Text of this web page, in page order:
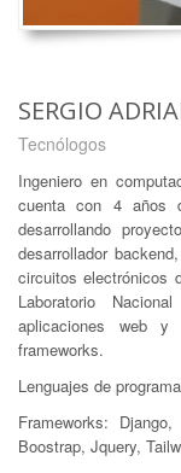
SERGIO
Tecnólogos
Ingeniero en
cuenta con 4 años
desarrollando
desarrollador
circuitos electrónicos
Laboratorio
aplicaciones web y
frameworks.
Lenguajes de
Frameworks:
Boostrap, Jquery,